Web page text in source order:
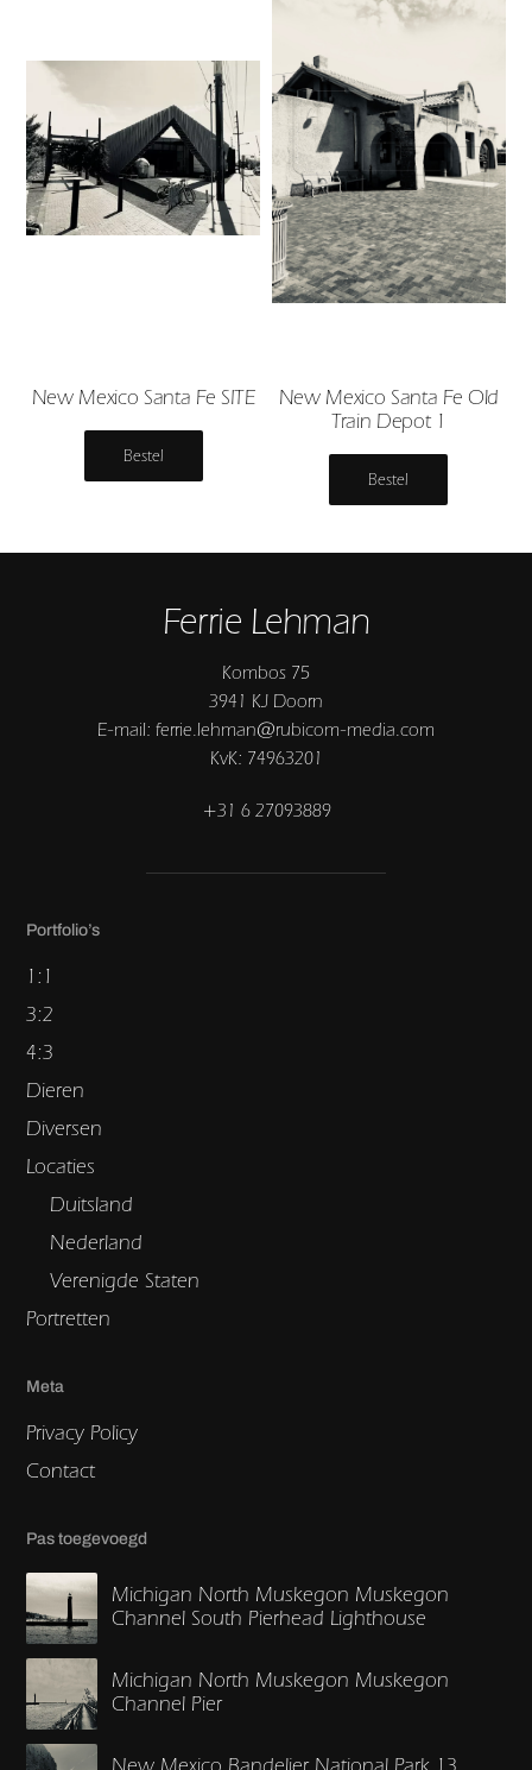
New Mexico Santa Fe SITE
Bestel
New Mexico Santa Fe Old
Train Depot 1
Bestel
Ferrie Lehman
Kombos 75
3941 KJ Doorn
E-mail: ferrie.lehman@rubicom-media.com
KvK: 74963201
+31 6 27093889
Portfolio’s
1:1
3:2
4:3
Dieren
Diversen
Locaties
Duitsland
Nederland
Verenigde Staten
Portretten
Meta
Privacy Policy
Contact
Pas toegevoegd
Michigan North Muskegon Muskegon
Channel South Pierhead Lighthouse
Michigan North Muskegon Muskegon
Channel Pier
New Mexico Bandelier National Park 13